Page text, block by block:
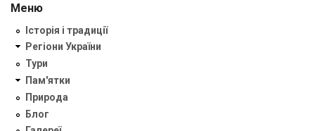
Меню
Історія і традиції
Регіони України
Тури
Пам'ятки
Природа
Блог